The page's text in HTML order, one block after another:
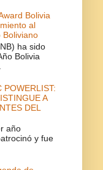
Bolivia
al
Boliviano
ha sido
Bolivia
POWERLIST:
A
DEL
año
y fue